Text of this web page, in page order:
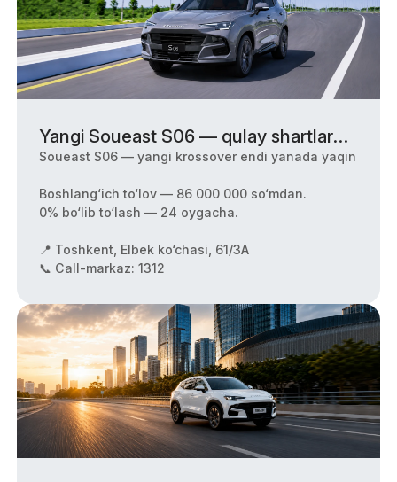
Yangi Soueast S06 — qulay shartlarda
zamonaviy start.
Soueast S06 — yangi krossover endi yanada yaqin
Boshlang‘ich to‘lov — 86 000 000 so‘mdan.
0% bo‘lib to‘lash — 24 oygacha.
📍 Toshkent, Elbek ko‘chasi, 61/3A
📞 Call-markaz: 1312